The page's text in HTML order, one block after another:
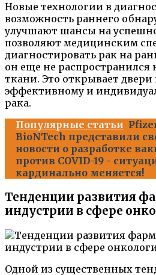
Новые технологии в
возможность раннего
улучшают шансы на
позволяют медицинским
диагностировать рак на
он еще не распространился
ткани. Это открывает двери
эффективному и
рака.
Популярные статьи
BioNTech представили
новости о разработке
против COVID-19 -
кардинально меняется!
Тенденции развития
индустрии в сфере
Одной из существенных